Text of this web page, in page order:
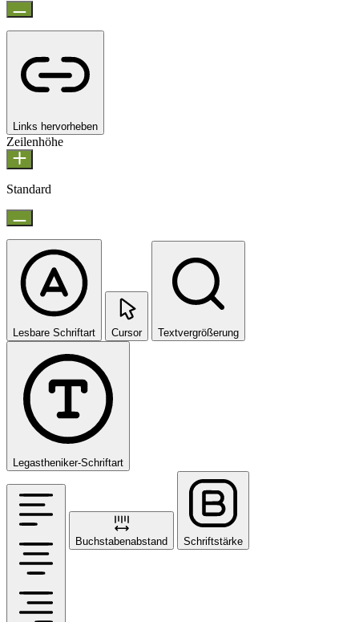
Links hervorheben
Zeilenhöhe
Standard
Lesbare Schriftart Cursor Textvergrößerung
Legastheniker-Schriftart
Buchstabenabstand Schriftstärke